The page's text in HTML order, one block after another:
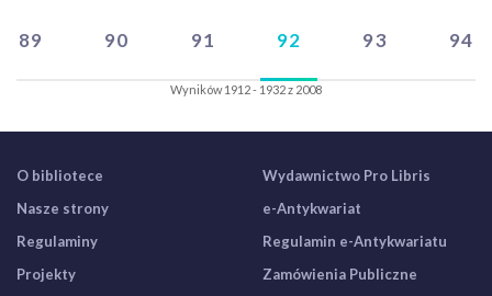
89 90 91 92 93 94
Wyników 1912 - 1932 z 2008
O bibliotece
Nasze strony
Regulaminy
Projekty
Wydawnictwo Pro Libris
e-Antykwariat
Regulamin e-Antykwariatu
Zamówienia Publiczne